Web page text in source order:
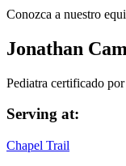
Conozca a nuestro
Jonathan
Pediatra certificado
Serving at:
Chapel Trail